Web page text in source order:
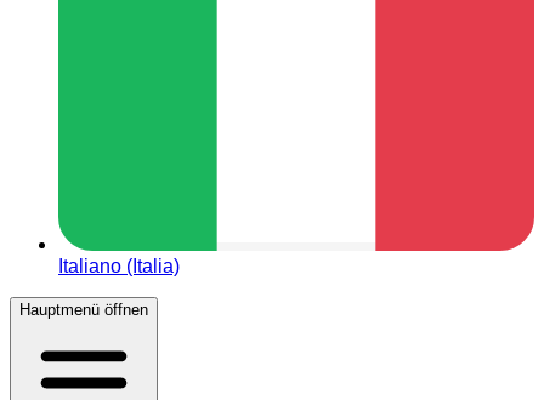
Italiano (Italia)
Hauptmenü öffnen